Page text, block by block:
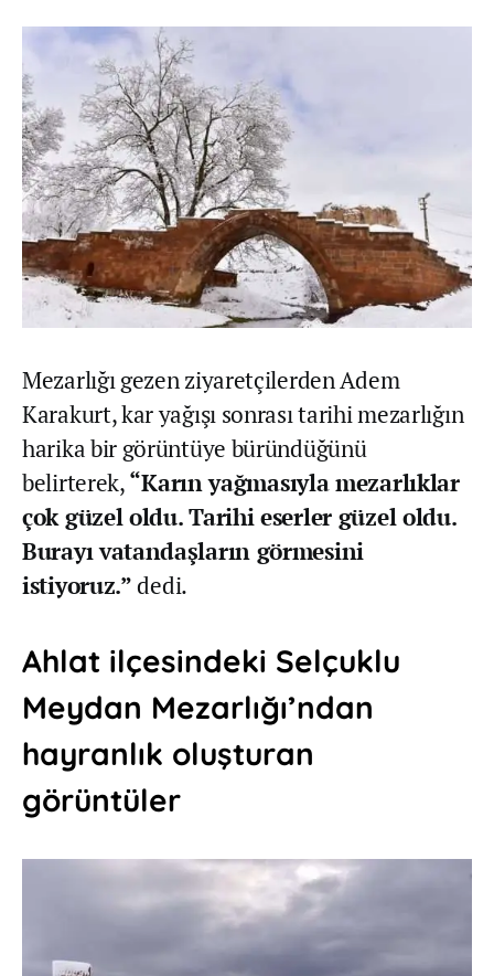
Mezarlığı gezen ziyaretçilerden Adem
Karakurt, kar yağışı sonrası tarihi mezarlığın
harika bir görüntüye büründüğünü
belirterek,“Karın yağmasıyla mezarlıklar
çok güzel oldu. Tarihi eserler güzel oldu.
Burayı vatandaşların görmesini
istiyoruz.”dedi.
Ahlat ilçesindeki Selçuklu
Meydan Mezarlığı’ndan
hayranlık oluşturan
görüntüler